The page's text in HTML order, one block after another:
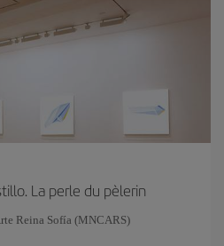
La perle du pèlerin
Reina Sofía (MNCARS)